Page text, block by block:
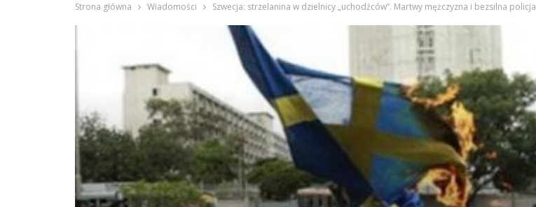
Strona główna Wiadomości Szwecja: strzelanina w dzielnicy „uchodźców”. Martwy mężczyzna i bezsilna policja